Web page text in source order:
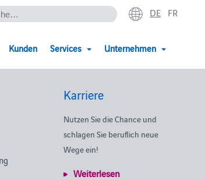
DE FR
Kunden Services Unternehmen
Karriere
Nutzen Sie die Chance und
schlagen Sie beruflich neue
Wege ein!
Weiterlesen